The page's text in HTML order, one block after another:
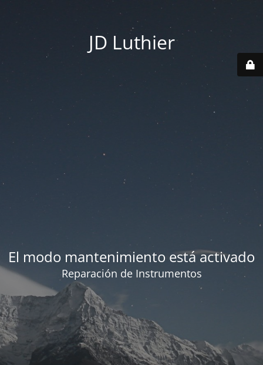
JD Luthier
El modo mantenimiento está activado
Reparación de Instrumentos